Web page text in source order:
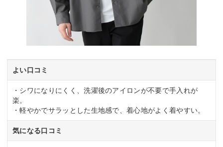
よい口コミ
・シワになりにくく、洗濯後のアイロンが不要で手入れが
楽。
・軽やかでサラッとした生地感で、着心地がよく着やすい。
気になる口コミ